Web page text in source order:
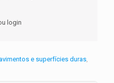
login
e superfícies duras,